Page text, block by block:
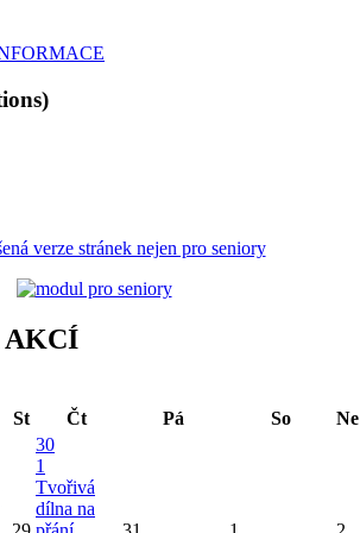
verze stránek nejen pro seniory
AKCÍ
St Čt Pá So
Ne
30
1
Tvořivá
dílna na